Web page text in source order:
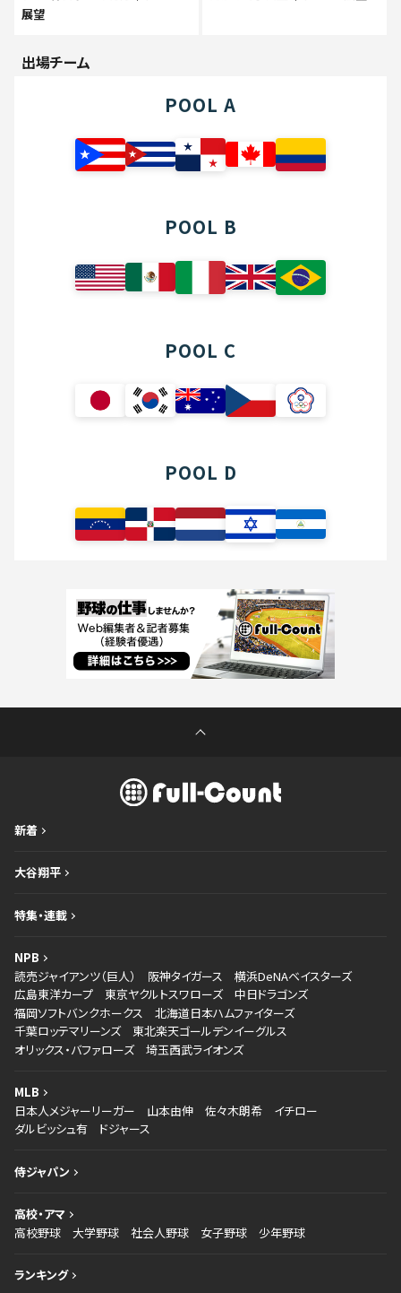
展望
出場チーム
POOL A
POOL B
POOL C
POOL D
新着
大谷翔平
特集・連載
NPB
読売ジャイアンツ（巨人）
阪神タイガース
横浜DeNAベイスターズ
広島東洋カープ
東京ヤクルトスワローズ
中日ドラゴンズ
福岡ソフトバンクホークス
北海道日本ハムファイターズ
千葉ロッテマリーンズ
東北楽天ゴールデンイーグルス
オリックス・バファローズ
埼玉西武ライオンズ
MLB
日本人メジャーリーガー
山本由伸 佐々木朗希
イチロー
ダルビッシュ有
ドジャース
侍ジャパン
高校・アマ
高校野球
大学野球 社会人野球 女子野球 少年野球
ランキング